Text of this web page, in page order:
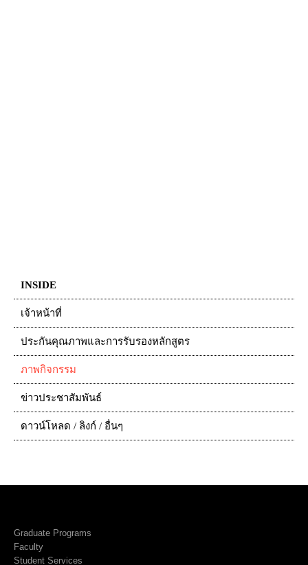
INSIDE
เจ้าหน้าที่
ประกันคุณภาพและการรับรองหลักสูตร
ภาพกิจกรรม
ข่าวประชาสัมพันธ์
ดาวน์โหลด / ลิงก์ / อื่นๆ
Graduate Programs
Faculty
Student Services